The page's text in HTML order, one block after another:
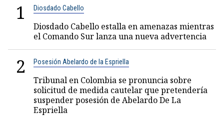
1 Diosdado Cabello
Diosdado Cabello estalla en amenazas mientras
el Comando Sur lanza una nueva advertencia
2 Posesión Abelardo de la Espriella
Tribunal en Colombia se pronuncia sobre
solicitud de medida cautelar que pretendería
suspender posesión de Abelardo De La
Espriella